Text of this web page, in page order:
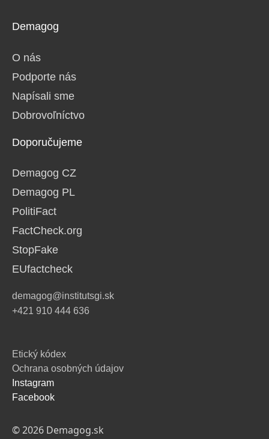
Demagog
O nás
Podporte nás
Napísali sme
Dobrovoľníctvo
Doporučujeme
Demagog CZ
Demagog PL
PolitiFact
FactCheck.org
StopFake
EUfactcheck
demagog@institutsgi.sk
+421 910 444 636
Etický kódex
Ochrana osobných údajov
Instagram
Facebook
© 2026 Demagog.sk